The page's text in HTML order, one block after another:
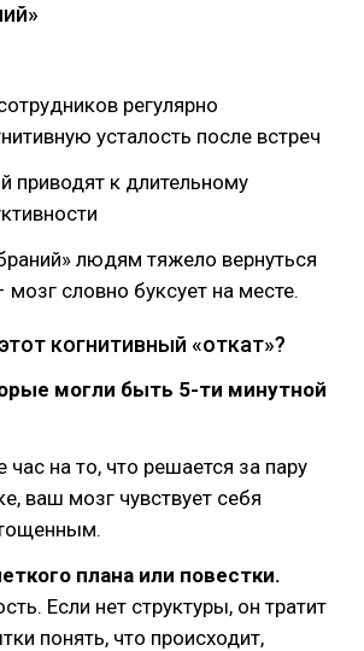
регулярно
усталость после встреч
приводят к длительному
людям тяжело вернуться
мозг словно буксует на месте.
когнитивный «откат»?
могли быть 5-ти минутной
час на то, что решается за пару
ваш мозг чувствует себя
плана или повестки.
Если нет структуры, он тратит
понять, что происходит,